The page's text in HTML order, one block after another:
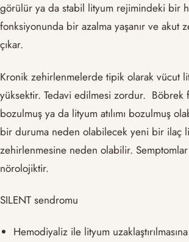
görülür ya da stabil lityum rejimindeki bir
fonksiyonunda bir azalma yaşanır ve akut
çıkar.
Kronik zehirlenmelerde tipik olarak vücut
yüksektir. Tedavi edilmesi zordur. Böbrek
bozulmuş ya da lityum atılımı bozulmuş
bir duruma neden olabilecek yeni bir ilaç
zehirlenmesine neden olabilir.
nörolojiktir.
SILENT sendromu
Hemodiyaliz ile lityum